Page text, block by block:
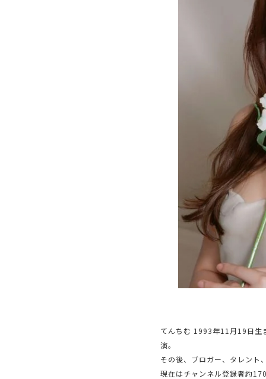
てんちむ 1993年11月19日生
演。
その後、ブロガー、タレント
現在はチャンネル登録者約